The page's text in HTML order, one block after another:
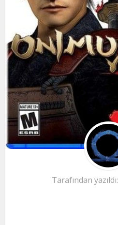
Tarafından yazıldı: